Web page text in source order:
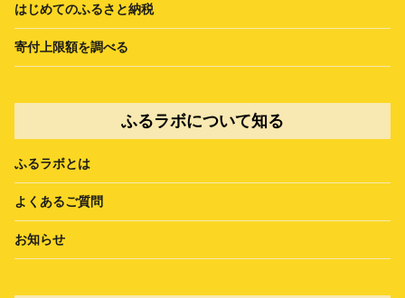
はじめてのふるさと納税
寄付上限額を調べる
ふるラボについて知る
ふるラボとは
よくあるご質問
お知らせ